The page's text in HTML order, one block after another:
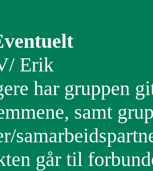
Erik
har gruppen
samt
går til